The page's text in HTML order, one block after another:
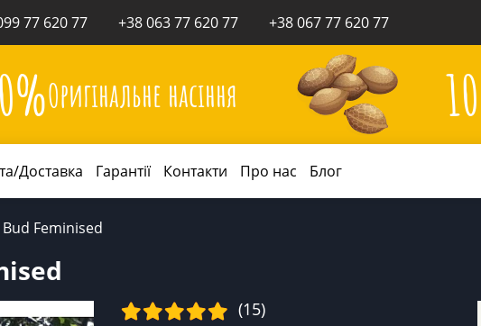
77 620 77 +38 063 77 620 77 +38 067 77 620 77
Оригінальне насіння
Доставка Гарантії Контакти Про нас Блог
Feminised
(15)